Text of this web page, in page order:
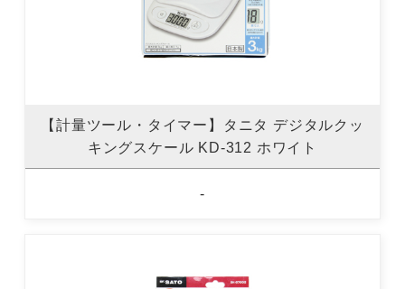
【計量ツール・タイマー】タニタ デジタルクッ
キングスケール KD-312 ホワイト
-